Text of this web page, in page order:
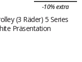
-10% extra